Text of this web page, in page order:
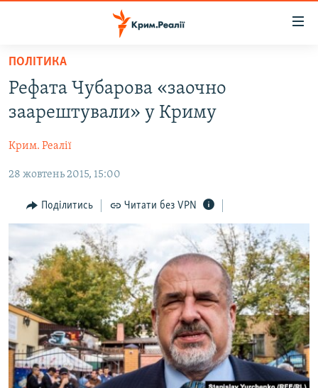
Перейти
основного
матеріалу
Перейти
до
навігації
Перейти
НОВИНИ
ВОДА.КРИМ
ВІДЕО ТА ФОТО
ПОЛІТИКА
БЛОГИ
ПОГЛЯД
ІНТЕРВ'Ю
ВСЕ ЗА ДЕНЬ
СПЕЦПРОЕКТИ
ДЕПОРТАЦІЯ
ВІДЕОУРОКИ «ELIFBE»
СВІДЧЕННЯ ОКУПАЦІЇ
УКРАЇНСЬКА ПРОБЛЕМА КРИМУ
ЯК ОБІЙТИ БЛОКУВАННЯ
Русский
Qırımtatar
ПОЛІТИКА
Рефата Чубарова «заочно
заарештували» у Криму
Крим. Реалії
28 жовтень 2015, 15:00
Поділитись Читати без VPN